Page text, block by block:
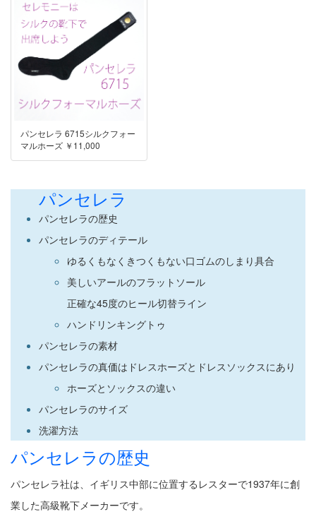
パンセレラ 6715シルクフォー
マルホーズ ￥11,000
パンセレラ
パンセレラの歴史
パンセレラのディテール
ゆるくもなくきつくもない口ゴムのしまり具合
美しいアールのフラットソール
正確な45度のヒール切替ライン
ハンドリンキングトゥ
パンセレラの素材
パンセレラの真価はドレスホーズとドレスソックスにあり
ホーズとソックスの違い
パンセレラのサイズ
洗濯方法
パンセレラの歴史
パンセレラ社は、イギリス中部に位置するレスターで1937年に創
業した高級靴下メーカーです。